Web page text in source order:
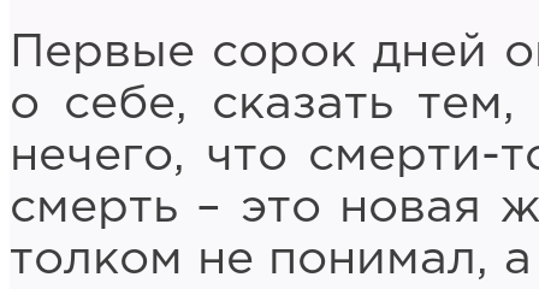
Первые сорок дней
о себе, сказать тем,
нечего, что смерти-
смерть – это новая
толком не понимал,